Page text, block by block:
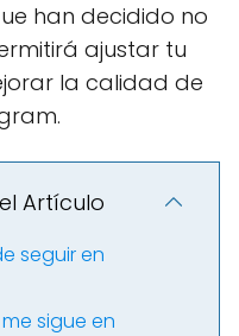
han decidido no
ajustar tu
la calidad de
Artículo
seguir en
sigue en